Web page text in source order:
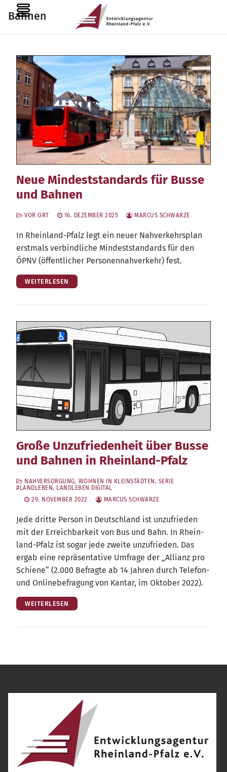
Inhalt
Bahnen
Neue Mindeststandards für Busse
und Bahnen
VOR ORT 16. DEZEMBER 2025 MARCUS SCHWARZE
In Rhein­land-Pfalz legt ein neu­er Nah­ver­kehrs­plan
erst­mals ver­bind­li­che Min­dest­stan­dards für den
ÖPNV (öffent­li­cher Per­so­nen­nah­ver­kehr) fest.
WEITERLESEN
Große Unzufriedenheit über Busse
und Bahnen in Rheinland-Pfalz
NAHVERSORGUNG, WOHNEN IN KLEINSTÄDTEN, SERIE
#LANDLEBEN, LANDLEBEN DIGITAL
29. NOVEMBER 2022
MARCUS SCHWARZE
Jede drit­te Per­son in Deutsch­land ist unzu­frie­den
mit der Erreich­bar­keit von Bus und Bahn. In Rhein­
land-Pfalz ist sogar jede zwei­te unzu­frie­den. Das
ergab eine reprä­sen­ta­ti­ve Umfra­ge der „Alli­anz pro
Schie­ne“ (2.000 Befrag­te ab 14 Jah­ren durch Tele­fon-
und Online­be­fra­gung von Kant­ar, im Okto­ber 2022).
WEITERLESEN